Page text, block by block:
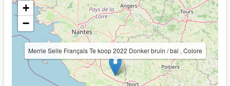
Merrie Selle Français Te koop 2022 Donker bruin / bai , Colore
+
−